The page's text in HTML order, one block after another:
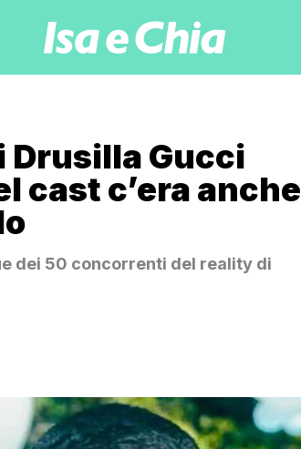
Drusilla Gucci
cast c’era anche
dei 50 concorrenti del reality di